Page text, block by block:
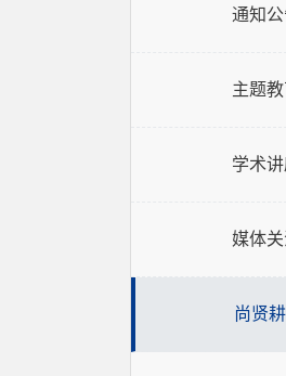
通知
主题
学术
媒体
尚贤